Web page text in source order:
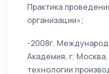
Практика
организации»;
-2008г.
Академия, г.
технологии